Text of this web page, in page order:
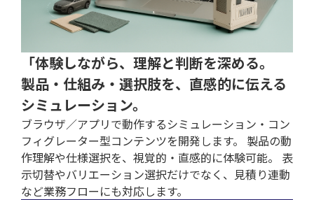
「体験しながら、理解と判断を深める。
製品・仕組み・選択肢を、直感的に伝える
シミュレーション。
ブラウザ／アプリで動作するシミュレーション・コン
フィグレーター型コンテンツを開発します。 製品の動
作理解や仕様選択を、視覚的・直感的に体験可能。 表
示切替やバリエーション選択だけでなく、見積り連動
など業務フローにも対応します。